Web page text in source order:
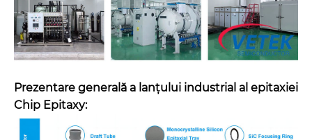
Prezentare generală a lanțului industrial al epitaxiei
Chip Epitaxy: